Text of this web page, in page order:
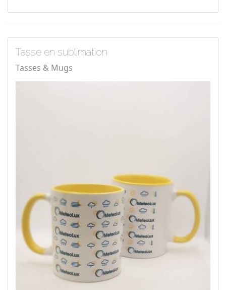
Tasse en sublimation
Tasses & Mugs